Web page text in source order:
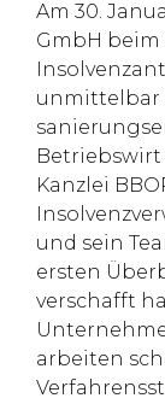
Am 30.
GmbH beim
unmittelbar
Betriebswirt
Kanzlei
und sein
ersten
verschafft
arbeiten